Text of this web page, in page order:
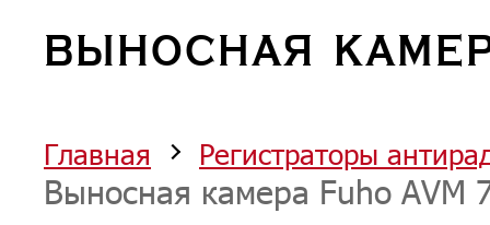
ВЫНОСНАЯ
Главная Регистраторы
Выносная камера Fuho AVM